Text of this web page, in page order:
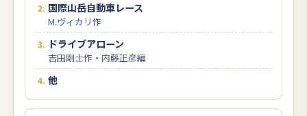
国際山岳自動車レース
M.ヴィカリ作
ドライブアローン
吉田剛士作・内藤正彦編
他